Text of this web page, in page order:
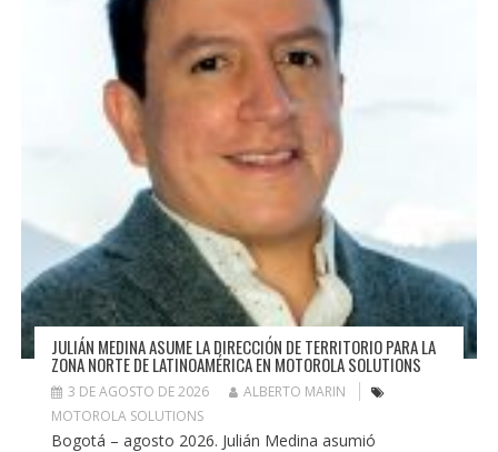
JULIÁN MEDINA ASUME LA DIRECCIÓN DE TERRITORIO PARA LA
ZONA NORTE DE LATINOAMÉRICA EN MOTOROLA SOLUTIONS
3 DE AGOSTO DE 2026
ALBERTO MARIN
MOTOROLA SOLUTIONS
Bogotá – agosto 2026. Julián Medina asumió